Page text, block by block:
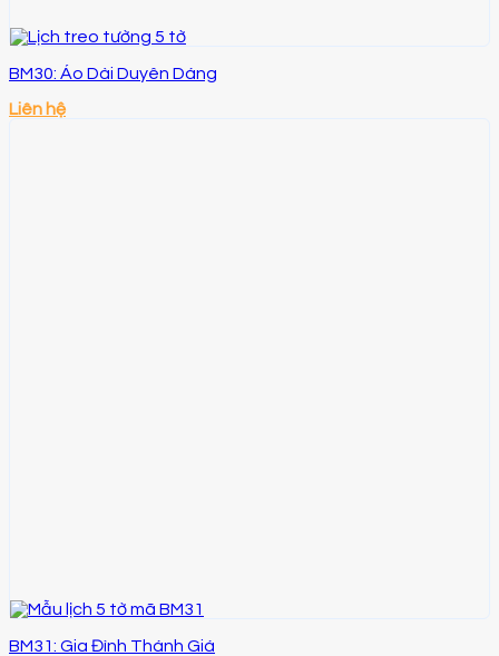
BM30: Áo Dài Duyên Dáng
Liên hệ
BM31: Gia Đình Thánh Giá